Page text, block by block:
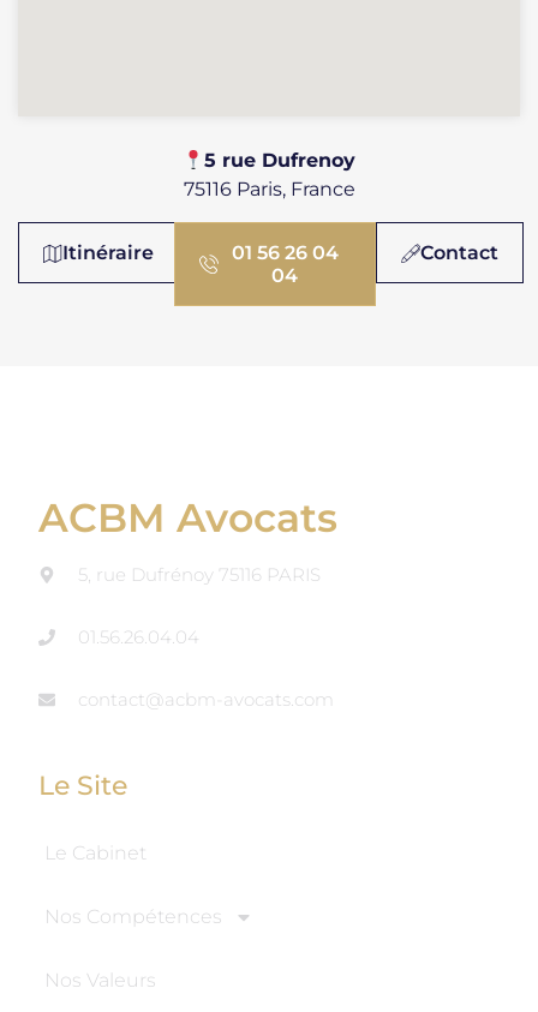
​​5 rue Dufrenoy
75116 Paris, France
Itinéraire
01 56 26 04
04
Contact
ACBM Avocats
5, rue Dufrénoy 75116 PARIS
01.56.26.04.04
contact@acbm-avocats.com
Le Site
Le Cabinet
Nos Compétences
Nos Valeurs